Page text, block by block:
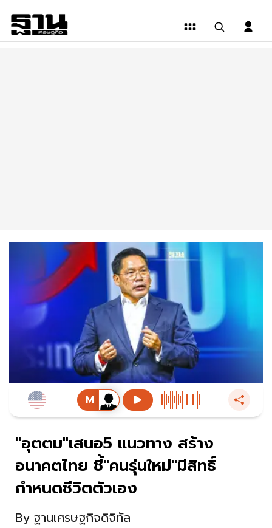
"อุตตม"เสนอ5 แนวทาง สร้าง
อนาคตไทย ชี้"คนรุ่นใหม่"มีสิทธิ์
กำหนดชีวิตตัวเอง
By ฐานเศรษฐกิจดิจิทัล